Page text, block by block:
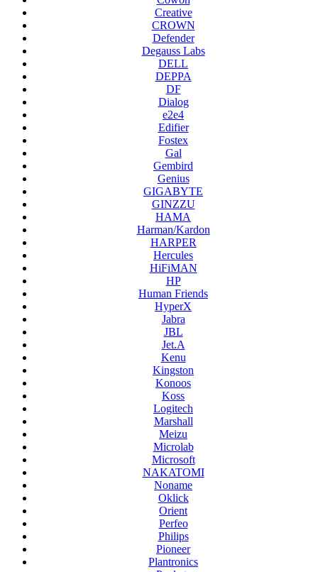
Creative
CROWN
Defender
Degauss Labs
DELL
DEPPA
DF
Dialog
e2e4
Edifier
Fostex
Gal
Gembird
Genius
GIGABYTE
GINZZU
HAMA
Harman/Kardon
HARPER
Hercules
HiFiMAN
HP
Human Friends
HyperX
Jabra
JBL
Jet.A
Kenu
Kingston
Konoos
Koss
Logitech
Marshall
Meizu
Microlab
Microsoft
NAKATOMI
Noname
Oklick
Orient
Perfeo
Philips
Pioneer
Plantronics